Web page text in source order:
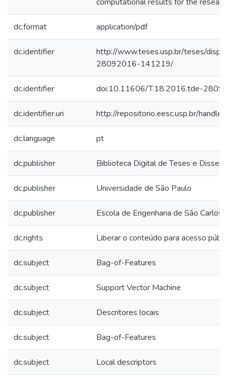
dc.format application/pdf
dc.identifier
http://www.teses.usp.br/teses/
28092016-141219/
dc.identifier doi:10.11606/T.18.2016.tde-
dc.identifier.uri http://repositorio.eesc.usp.br/
dc.language pt
dc.publisher Biblioteca Digital de Teses e
dc.publisher Universidade de São Paulo
dc.publisher Escola de Engenharia de São Carlos
dc.rights Liberar o conteúdo para acesso
dc.subject Bag-of-Features
dc.subject Support Vector Machine
dc.subject Descritores locais
dc.subject Bag-of-Features
dc.subject Local descriptors